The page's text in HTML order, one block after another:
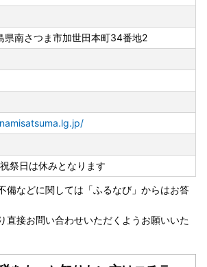
1050
ms.jp
HPをご確認ください ---
hd.co.jp/important/info_230417_
県南さつま市加世田本町34番地2
祭日は休みとなります
備などに関しては「ふるなび」からはお答
直接お問い合わせいただくようお願いいた